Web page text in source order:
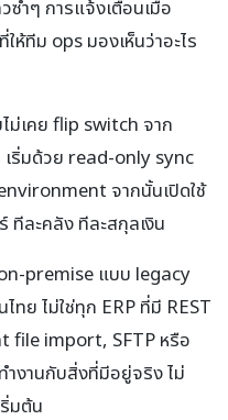
ำๆ การแจ้งเตือนเมื่อ
ทีม ops มองเห็นว่าอะไร
ไม่เคย flip switch จาก
ริ่มด้วย read-only sync
จากนั้นเปิดใช้
ทีละคลัง ทีละสกุลเงิน
premise แบบ legacy
ทย ไม่ใช่ทุก ERP ที่มี REST
file import, SFTP หรือ
ำงานกับสิ่งที่มีอยู่จริง ไม่
มต้น